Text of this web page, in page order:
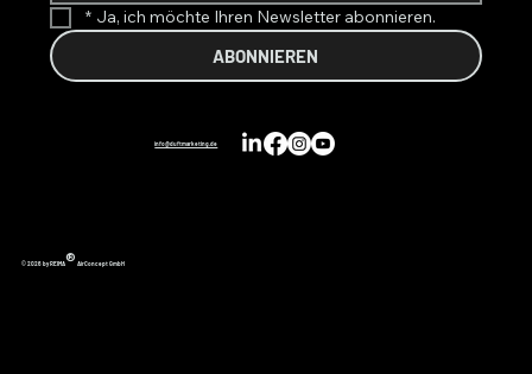
* Ja, ich möchte Ihren Newsletter abonnieren.
ABONNIEREN
info@duftmarketing.de
© 2026 by REIMA® AirConcept GmbH